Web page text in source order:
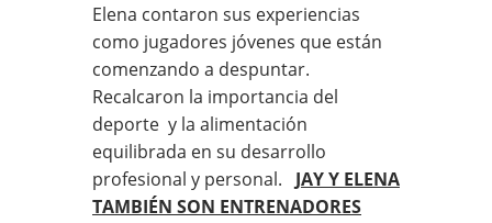
Elena contaron sus experiencias
como jugadores jóvenes que están
comenzando a despuntar.
Recalcaron la importancia del
deporte y la alimentación
equilibrada en su desarrollo
profesional y personal. JAY Y ELENA
TAMBIÉN SON ENTRENADORES